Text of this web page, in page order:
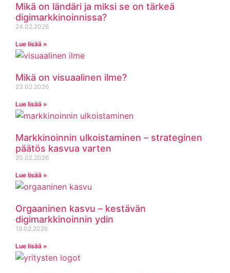
Mikä on ländäri ja miksi se on tärkeä
digimarkkinoinnissa?
24.02.2026
Lue lisää »
Mikä on visuaalinen ilme?
23.02.2026
Lue lisää »
Markkinoinnin ulkoistaminen – strateginen
päätös kasvua varten
20.02.2026
Lue lisää »
Orgaaninen kasvu – kestävän
digimarkkinoinnin ydin
19.02.2026
Lue lisää »